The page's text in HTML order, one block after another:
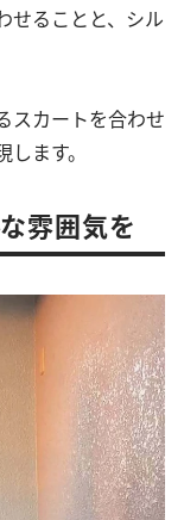
せることと、シル
スカートを合わせ
ます。
雰囲気を